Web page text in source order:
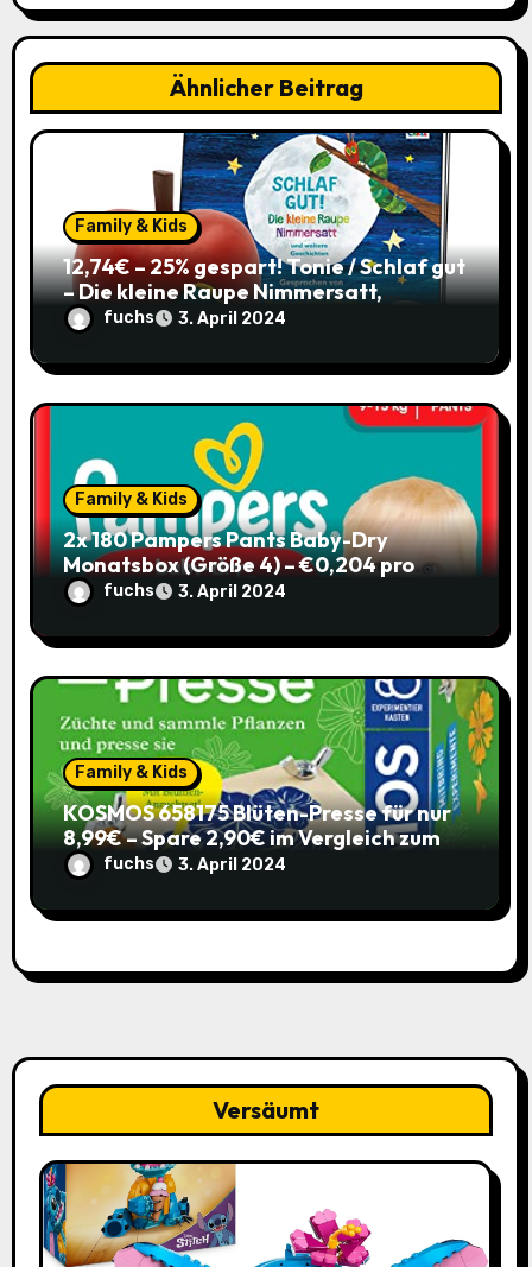
v
i
g
i
o
n
Ähnlicher Beitrag
Family & Kids
12,74€ – 25% gespart! Tonie / Schlaf gut
– Die kleine Raupe Nimmersatt,
Hörbuch für Kinder ab 3 / mit Coupon
fuchs 3. April 2024
Family & Kids
2x 180 Pampers Pants Baby-Dry
Monatsbox (Größe 4) – €0,204 pro
Pants (Sparabo) – Spare €38,39
fuchs 3. April 2024
Family & Kids
KOSMOS 658175 Blüten-Presse für nur
8,99€ – Spare 2,90€ im Vergleich zum
alten Preis!
fuchs 3. April 2024
Versäumt